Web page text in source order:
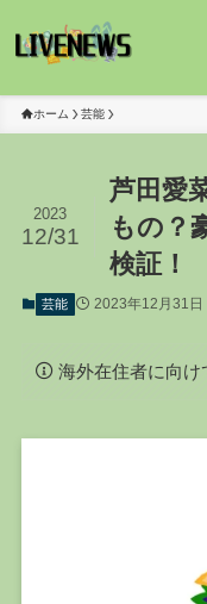
ホーム 芸能
芦田愛
もの？
検証！
2023
12/31
芸能 2023年12月31日
海外在住者に向け